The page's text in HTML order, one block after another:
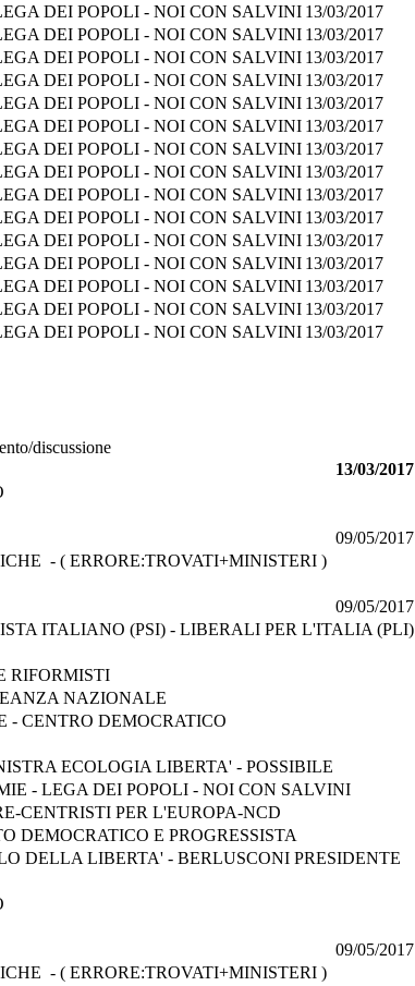
DEI POPOLI - NOI CON SALVINI 13/03/2017
DEI POPOLI - NOI CON SALVINI 13/03/2017
DEI POPOLI - NOI CON SALVINI 13/03/2017
DEI POPOLI - NOI CON SALVINI 13/03/2017
DEI POPOLI - NOI CON SALVINI 13/03/2017
DEI POPOLI - NOI CON SALVINI 13/03/2017
DEI POPOLI - NOI CON SALVINI 13/03/2017
DEI POPOLI - NOI CON SALVINI 13/03/2017
DEI POPOLI - NOI CON SALVINI 13/03/2017
DEI POPOLI - NOI CON SALVINI 13/03/2017
DEI POPOLI - NOI CON SALVINI 13/03/2017
DEI POPOLI - NOI CON SALVINI 13/03/2017
DEI POPOLI - NOI CON SALVINI 13/03/2017
DEI POPOLI - NOI CON SALVINI 13/03/2017
DEI POPOLI - NOI CON SALVINI 13/03/2017
discussione
13/03/2017
09/05/2017
- ( ERRORE:TROVATI+MINISTERI )
09/05/2017
ITALIANO (PSI) - LIBERALI PER L'ITALIA (PLI)
RIFORMISTI
NAZIONALE
CENTRO DEMOCRATICO
ECOLOGIA LIBERTA' - POSSIBILE
- LEGA DEI POPOLI - NOI CON SALVINI
CENTRISTI PER L'EUROPA-NCD
DEMOCRATICO E PROGRESSISTA
DELLA LIBERTA' - BERLUSCONI PRESIDENTE
09/05/2017
- ( ERRORE:TROVATI+MINISTERI )